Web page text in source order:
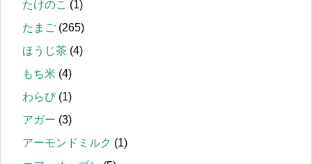
たけのこ (1)
たまご (265)
ほうじ茶 (4)
もち米 (4)
わらび(1)
アガー (3)
アーモンドミルク (1)